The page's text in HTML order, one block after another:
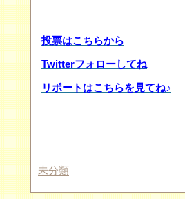
投票はこちらから
Twitterフォローしてね
リポートはこちらを見てね♪
未分類